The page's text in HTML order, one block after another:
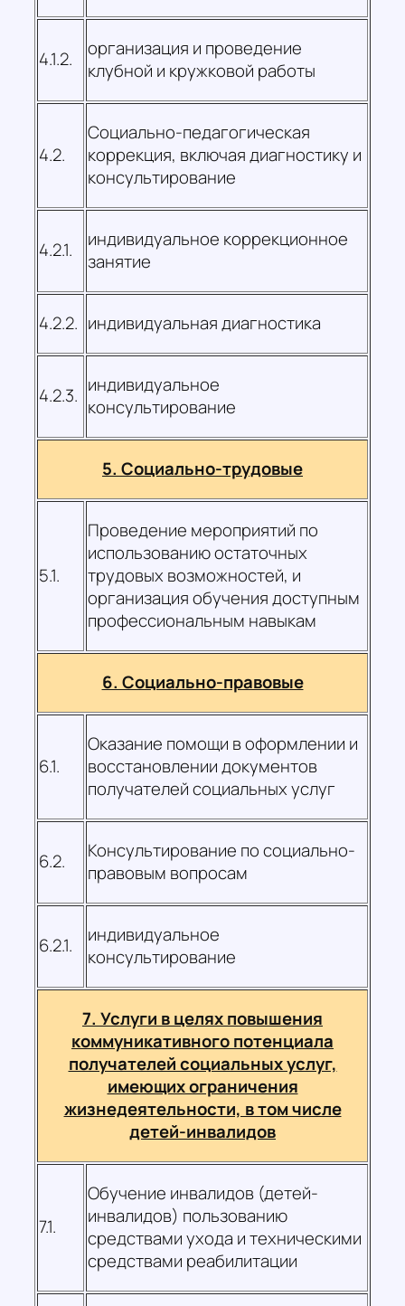
4.1.2.
организация и проведение
клубной и кружковой работы
4.2.
Социально-педагогическая
коррекция, включая диагностику и
консультирование
4.2.1.
индивидуальное коррекционное
занятие
4.2.2. индивидуальная диагностика
4.2.3. индивидуальное
консультирование
5. Социально-трудовые
5.1.
Проведение мероприятий по
использованию остаточных
трудовых возможностей, и
организация обучения доступным
профессиональным навыкам
6. Социально-правовые
6.1.
Оказание помощи в оформлении и
восстановлении документов
получателей социальных услуг
6.2.
Консультирование по социально-
правовым вопросам
6.2.1.
индивидуальное
консультирование
7. Услуги в целях повышения
коммуникативного потенциала
получателей социальных услуг,
имеющих ограничения
жизнедеятельности, в том числе
детей-инвалидов
7.1.
Обучение инвалидов (детей-
инвалидов) пользованию
средствами ухода и техническими
средствами реабилитации